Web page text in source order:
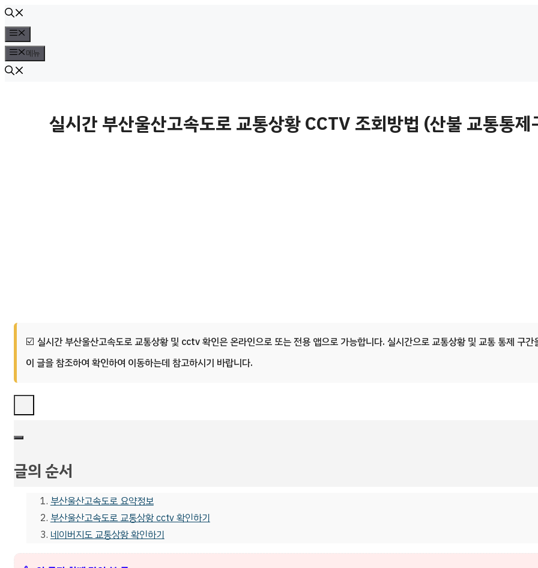
컨
텐
츠
로
뉴
메뉴
실시간 부산울산고속도로 교통상황 CCTV 조회방법 (산불 교통통
실시간 부산울산고속도로 교통상황 및 cctv 확인은 온라인으로 또는 전용 앱으로 가능합니다. 실시간으로 교통상황 및 교통 통제 구간
이 글을 참조하여 확인하여 이동하는데 참고하시기 바랍니다.
글의 순서
부산울산고속도로 요약정보
부산울산고속도로 교통상황 cctv 확인하기
네이버지도 교통상황 확인하기